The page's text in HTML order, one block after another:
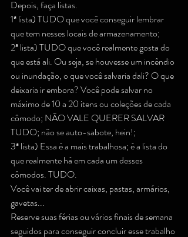
Depois, faça listas.
1ª lista) TUDO que você conseguir lembrar
que tem nesses locais de armazenamento;
2ª lista) TUDO que você realmente gosta do
que está ali. Ou seja, se houvesse um incêndio
ou inundação, o que você salvaria dali? O que
deixaria ir embora? Você pode salvar no
máximo de 10 a 20 itens ou coleções de cada
cômodo; NÃO VALE QUERER SALVAR
TUDO; não se auto-sabote, hein!;
3ª lista) Essa é a mais trabalhosa; é a lista do
que realmente há em cada um desses
cômodos. TUDO.
Você vai ter de abrir caixas, pastas, armários,
gavetas...
Reserve suas férias ou vários finais de semana
seguidos para conseguir concluir esse trabalho